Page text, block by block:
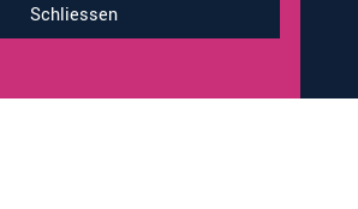
Impressum & Datenschutz
Schliessen